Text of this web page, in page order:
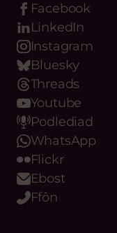
Facebook
LinkedIn
Instagram
Bluesky
Threads
Youtube
Podlediad
WhatsApp
Flickr
Ebost
Ffôn